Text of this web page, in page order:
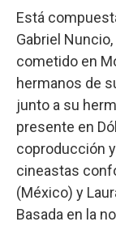
Está
Gabriel
cometido en
hermanos de
junto a su
presente en
coproducción
cineastas
(México) y
Basada en la